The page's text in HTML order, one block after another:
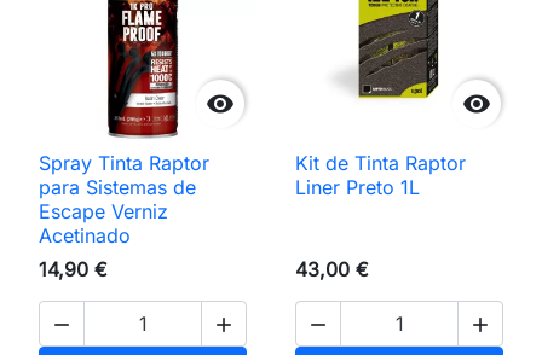

Spray Tinta Raptor
para Sistemas de
Escape Verniz
Acetinado
14,90 €
 

Kit de Tinta Raptor
Liner Preto 1L
43,00 €
 